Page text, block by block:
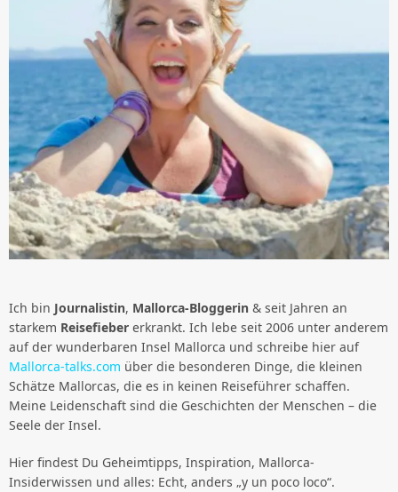
Ich bin Journalistin, Mallorca-Bloggerin & seit Jahren an
starkem Reisefieber erkrankt. Ich lebe seit 2006 unter anderem
auf der wunderbaren Insel Mallorca und schreibe hier auf
Mallorca-talks.com über die besonderen Dinge, die kleinen
Schätze Mallorcas, die es in keinen Reiseführer schaffen.
Meine Leidenschaft sind die Geschichten der Menschen – die
Seele der Insel.
Hier findest Du Geheimtipps, Inspiration, Mallorca-
Insiderwissen und alles: Echt, anders „y un poco loco“.